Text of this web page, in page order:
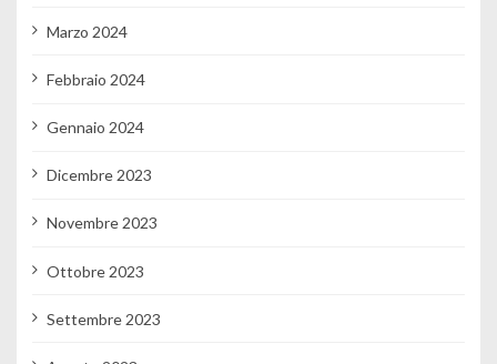
Marzo 2024
Febbraio 2024
Gennaio 2024
Dicembre 2023
Novembre 2023
Ottobre 2023
Settembre 2023